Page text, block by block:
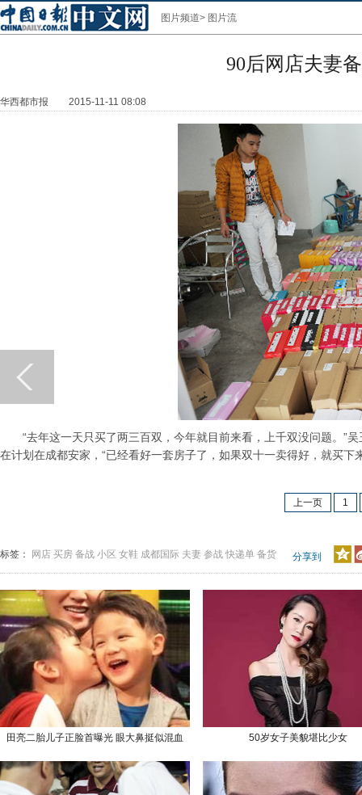
图片频道> 图片流
90后网店夫妻
华西都市报 2015-11-11 08:08
“去年这一天只买了两三百双，今年就目前来看，上千双没问题。”
在计划在成都安家，“已经看好一套房子了，如果双十一卖得好，就买下
上一页 1
标签： 网店 买房 备战 小区 女鞋 成都国际 夫妻 参战 快递单 备货 分享到
田亮二胎儿子正脸首曝光 眼大鼻挺似混血 50岁女子美貌堪比少女